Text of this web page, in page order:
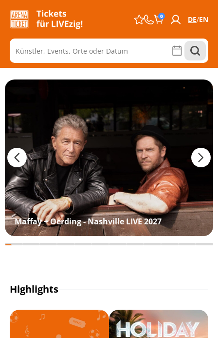
0 DE EN
Maffay + Oerding - Nashville LIVE 2027
Highlights